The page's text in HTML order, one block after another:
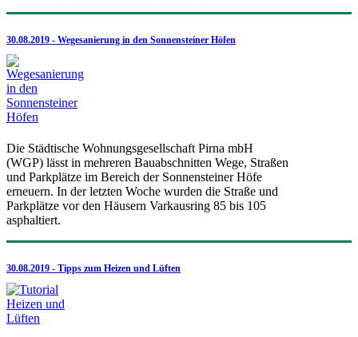
30.08.2019 - Wegesanierung in den Sonnensteiner Höfen
Die Städtische Wohnungsgesellschaft Pirna mbH
(WGP) lässt in mehreren Bauabschnitten Wege, Straßen
und Parkplätze im Bereich der Sonnensteiner Höfe
erneuern. In der letzten Woche wurden die Straße und
Parkplätze vor den Häusern Varkausring 85 bis 105
asphaltiert.
30.08.2019 - Tipps zum Heizen und Lüften